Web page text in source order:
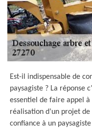
Est-il indispensable de
paysagiste ? La réponse
essentiel de faire appel
réalisation d’un projet
confiance à un